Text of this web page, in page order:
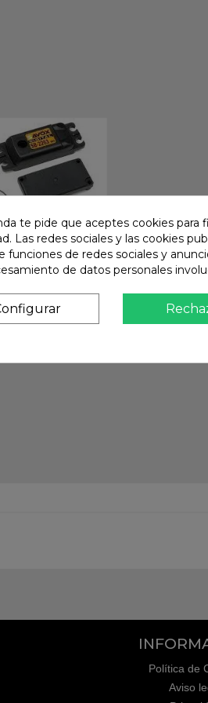
Política de
Aviso
te pide que aceptes cookies para
Las redes sociales y las cookies
funciones de redes sociales y
de datos personales